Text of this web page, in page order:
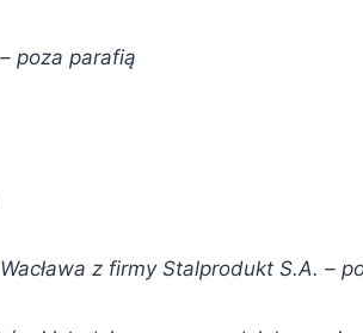
poza parafią
z firmy Stalprodukt S.A. –